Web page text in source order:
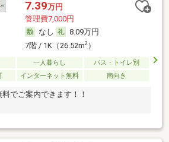
7.39万円
管理費7,000円
なし
8.09万円
7階 / 1K（26.52m2）
一人暮らし
バス・トイレ別
インターネット無料 南向き
でご案内できます！！